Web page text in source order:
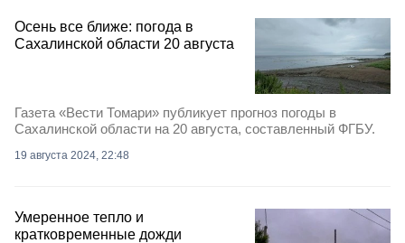
Осень все ближе: погода в
Сахалинской области 20 августа
Газета «Вести Томари» публикует прогноз погоды в
Сахалинской области на 20 августа, составленный ФГБУ.
19 августа 2024, 22:48
Умеренное тепло и
кратковременные дожди